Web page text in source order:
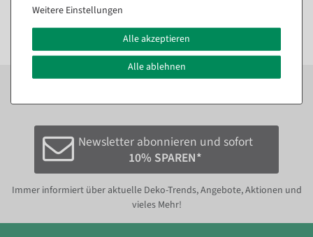
Zum Newsletter anmelden und sofort10%bei der
Newsletter abonnieren und sofort
10% SPAREN*
Immer informiert über aktuelle Deko-Trends, Angebote, Aktionen und
vieles Mehr!
Weitere Einstellungen
Alle akzeptieren
Alle ablehnen